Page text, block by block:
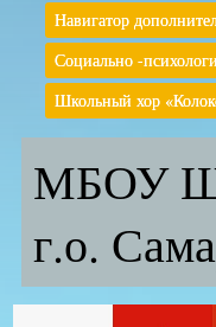
Навигатор
Социально -
Школьный хор
МБОУ
г.о.